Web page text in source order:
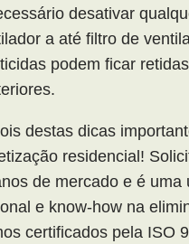
desativar
a até filtro de
podem ficar
destas dicas
residencial!
de mercado e é
e know-how na
certificados pela ISO